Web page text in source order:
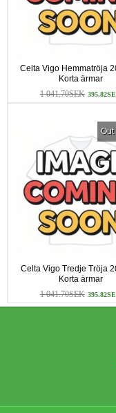
Celta Vigo Hemmatröja
Korta ärmar
1 041.70SEK
Out
Celta Vigo Tredje Tröja
Korta ärmar
1 041.70SEK